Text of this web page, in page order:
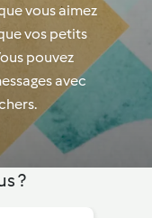
vous aimez
vos petits
pouvez
avec
?